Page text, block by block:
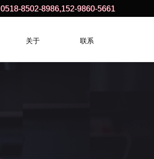
0518-8502-8986,152-9860-5661
0518-8502-8986,152-9860-5661
关于 联系